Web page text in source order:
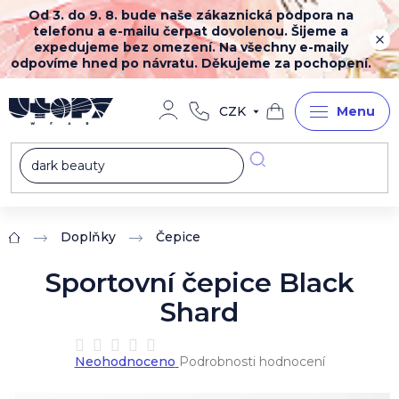
Přejít
na
obsah
Od 3. do 9. 8. bude naše zákaznická podpora na
telefonu a e-mailu čerpat dovolenou. Šijeme a
expedujeme bez omezení. Na všechny e-maily
odpovíme hned po návratu. Děkujeme za pochopení.
CZK
Nákupní
košík
Domů Doplňky Čepice
Sportovní čepice Black
Shard
Průměrné
hodnocení
Neohodnoceno Podrobnosti hodnocení